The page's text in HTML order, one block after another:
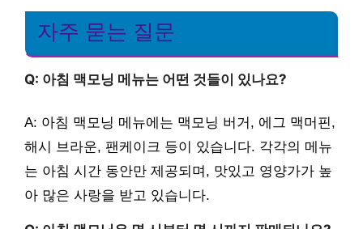
자주 묻는 질문
Q: 아침 맥모닝 메뉴는 어떤 것들이 있나요?
A: 아침 맥모닝 메뉴에는 맥모닝 버거, 에그 맥머핀,
해시 브라운, 팬케이크 등이 있습니다. 각각의 메뉴
는 아침 시간 동안만 제공되며, 맛있고 영양가가 높
아 많은 사랑을 받고 있습니다.